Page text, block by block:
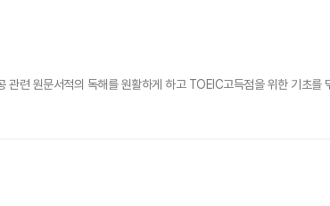
관련 원문서적의 독해를 원활하게 하고 TOEIC고득점을 위한 기초